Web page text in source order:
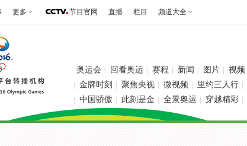
更多 节目官网 直播 栏目 频道大全
奥运会 回看奥运 赛程 新闻 图片 视频
金牌时刻 聚焦央视 微视频 里约三人行
中国骄傲 此刻是金 全景奥运 穿越精彩